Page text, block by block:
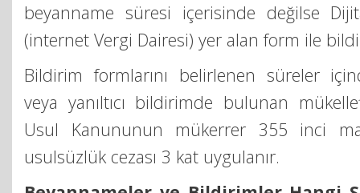
beyanname süresi içerisinde değilse
(internet Vergi Dairesi) yer alan form ile
Bildirim formlarını belirlenen süreler
veya yanıltıcı bildirimde bulunan
Usul Kanununun mükerrer 355 inci
usulsüzlük cezası 3 kat uygulanır.